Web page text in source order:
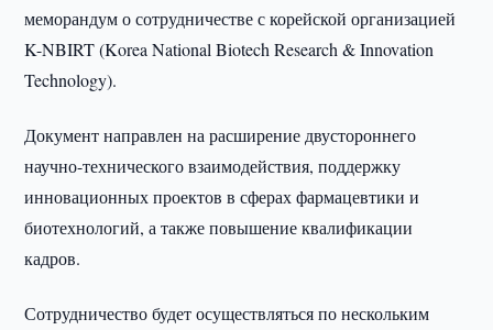
меморандум о сотрудничестве с корейской организацией
K-NBIRT (Korea National Biotech Research & Innovation
Technology).
Документ направлен на расширение двустороннего
научно-технического взаимодействия, поддержку
инновационных проектов в сферах фармацевтики и
биотехнологий, а также повышение квалификации
кадров.
Сотрудничество будет осуществляться по нескольким